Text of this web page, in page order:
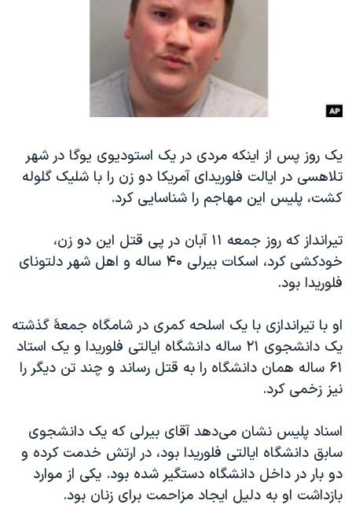
علم و فناوری
گالری عکس
آرشیو پخش زنده
انتخابات ریاست جمهوری آمریکا ۲۰۲۴
حمله جمهوری اسلامی به اسرائیل
اعتراضات زن، زندگی، آزادی
مجموعه مستندهای دادخواهی
دادگاه حمید نوری
چهل سال گروگان‌گیری
اعتراضات مردمی آبان ۹۸
اسرائیل در جنگ
نرگس محمدی برنده جایزه نوبل صلح
صفحه‌های ویژه
سفر پرزیدنت ترامپ به چین
زبانهای مختلف
یک روز پس از اینکه مردی در یک استودیوی یوگا در شهر
تلاهسی در ایالت فلوریدای آمریکا دو زن را با شلیک گلوله
کشت، پلیس این مهاجم را شناسایی کرد.
تیرانداز که روز جمعه ۱۱ آبان در پی قتل این دو زن،
خودکشی کرد، اسکات بیرلی ۴۰ ساله و اهل شهر دلتونای
فلوریدا بود.
او با تیراندازی با یک اسلحه کمری در شامگاه جمعۀ گذشته
یک دانشجوی ۲۱ ساله دانشگاه ایالتی فلوریدا و یک استاد
۶۱ ساله همان دانشگاه را به قتل رساند و چند تن دیگر را
نیز زخمی کرد.
اسناد پلیس نشان می‌دهد آقای بیرلی که یک دانشجوی
سابق دانشگاه ایالتی فلوریدا بود، در ارتش خدمت کرده و
دو بار در داخل دانشگاه دستگیر شده بود. یکی از موارد
بازداشت او به دلیل ایجاد مزاحمت برای زنان بود.